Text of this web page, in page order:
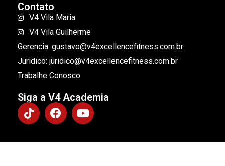
Contato
V4 Vila Maria
V4 Vila Guilherme
Gerencia: gustavo@v4excellencefitness.com.br
Juridico: juridico@v4excellencefitness.com.br
Trabalhe Conosco
Siga a V4 Academia